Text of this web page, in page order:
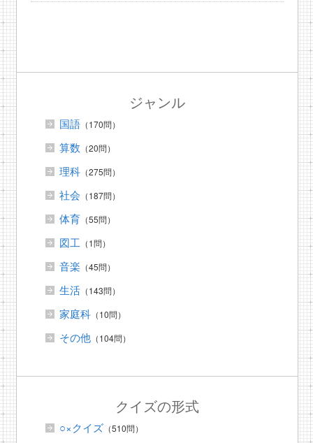
ジャンル
国語（170問）
算数 （20問）
理科（275問）
社会 （187問）
体育（55問）
図工 （1問）
音楽 （45問）
生活（143問）
家庭科（10問）
その他（104問）
クイズの形式
○×クイズ（510問）